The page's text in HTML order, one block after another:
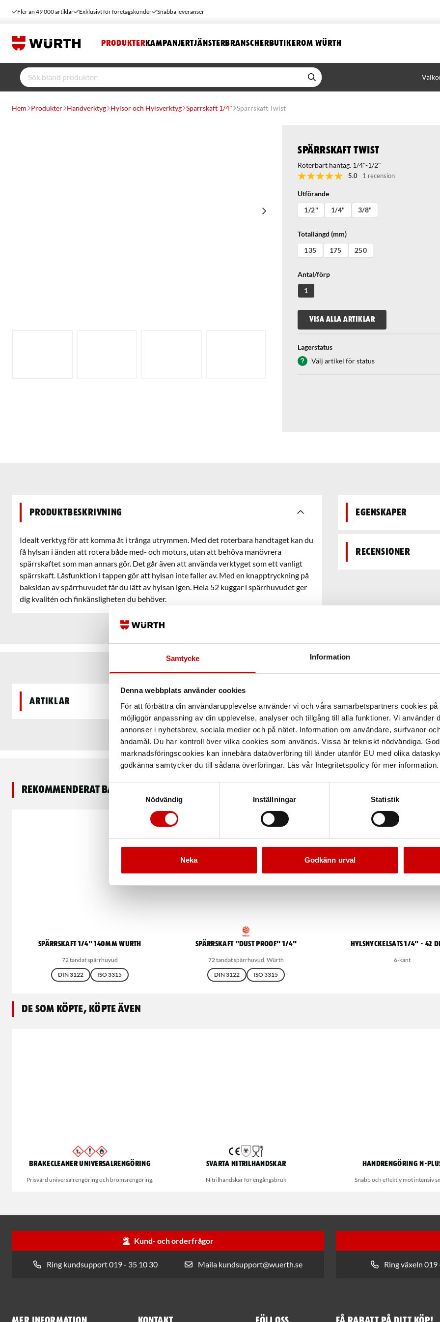
Samtycke Information
Denna webbplats använder cookies
För att förbättra din användarupplevelse använder vi och våra samarbetspartners cookies
möjliggör anpassning av din upplevelse, analyser och tillgång till alla funktioner. Vi använder
annonser i nyhetsbrev, sociala medier och på nätet. Information om användare, surfvanor
ändamål. Du har kontroll över vilka cookies som används. Vissa är tekniskt nödvändiga.
marknadsföringscookies kan innebära dataöverföring till länder utanför EU med olika
godkänna samtycker du till sådana överföringar. Läs vår Integritetspolicy för mer information.
Samtyckesval
Nödvändig
Inställningar Statistik
Neka Godkänn urval
Fler än 49 000 artiklar Exklusivt för företagskunder Snabba leveranser
PRODUKTER KAMPANJERTJÄNSTERBRANSCHERBUTIKEROM WÜRTH
Hem Produkter Handverktyg Hylsor och Hylsverktyg Spärrskaft 1/4" Spärrskaft Twist
Spärrskaft Twist
Roterbart hantag. 1/4"-1/2"
5.0 1 recension
Utförande
1/2"
1/4" 3/8"
Totallängd (mm)
135
175 250
Antal/förp
1
VISA ALLA ARTIKLAR
Lagerstatus
Välj artikel för status
Produktbeskrivning
Idealt verktyg för att komma åt i trånga utrymmen. Med det roterbara handtaget kan du
få hylsan i änden att rotera både med- och moturs, utan att behöva manövrera
spärrskaftet som man annars gör. Det går även att använda verktyget som ett vanligt
spärrskaft. Låsfunktion i tappen gör att hylsan inte faller av. Med en knapptryckning på
baksidan av spärrhuvudet får du lätt av hylsan igen. Hela 52 kuggar i spärrhuvudet ger
dig kvalitén och finkänsligheten du behöver.
Egenskaper
Recensioner
Artiklar
Rekommenderat baserat på vald produkt
Spärrskaft 1/4" 140mm WURTH
72 tandat spärrhuvud
DIN 3122
ISO 3315
Spärrskaft "Dust proof" 1/4"
72 tandat spärrhuvud, Würth
DIN 3122
ISO 3315
Hylsnyckelsats 1/4" - 42
6-kant
De som köpte, köpte även
Brakecleaner universalrengöring
Prisvärd universalrengöring och bromsrengöring.
Svarta nitrilhandskar
Nitrilhandskar för engångsbruk
Handrengöring N-
Snabb och effektiv mot intensiv
Kund- och orderfrågor
Ring kundsupport 019 - 35 10 30 Maila kundsupport@wuerth.se Ring växeln 019